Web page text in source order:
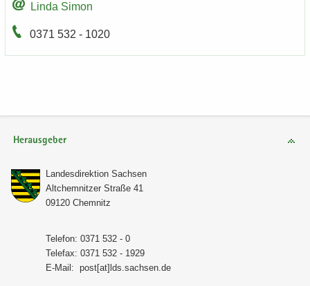
Linda Simon
0371 532 - 1020
Herausgeber
Lan­des­di­rek­ti­on Sach­sen
Alt­chem­nit­zer Stra­ße 41
09120 Chem­nitz
Te­le­fon: 0371 532 - 0
Te­le­fax: 0371 532 - 1929
E-​Mail: post[at]lds.sach­sen.de